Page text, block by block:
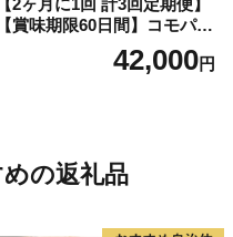
【賞味期限60日間】コモパ
ン ふるさとクロワッサンセ
ット（計90個）／災害用備蓄
42,000円
の返礼品